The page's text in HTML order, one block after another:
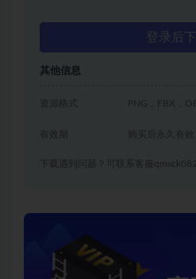
登录后
其他信息
资源格式 PNG，FBX，
有效期 购买后永久有效
下载遇到问题？可联系客服